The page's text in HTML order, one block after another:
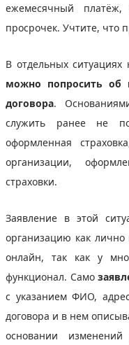
ежемесячный
просрочек. Учтите, что
В отдельных ситуациях
можно попросить об
договора.
служить ранее не
оформленная
организации,
страховки.
Заявление в этой
организацию как
онлайн, так как у
функционал. Само
с указанием ФИО,
договора и в нем
основании